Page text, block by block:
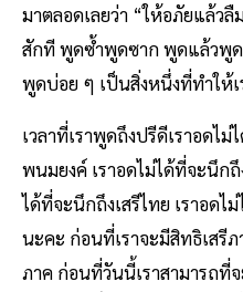
มาตลอดเลยว่า “ให้อภัยแล้ว
สักที พูดซ้ำพูดซาก พูดแล้วพู
พูดบ่อย ๆ เป็นสิ่งหนึ่งที่ทำให้
เวลาที่เราพูดถึงปรีดีเราอด
พนมยงค์ เราอดไม่ได้ที่จะนึก
ได้ที่จะนึกถึงเสรีไทย เราอดไ
นะคะ ก่อนที่เราจะมีสิทธิเสรี
ภาค ก่อนที่วันนี้เราสามารถที่